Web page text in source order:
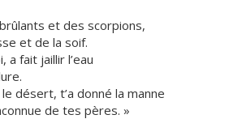
et des scorpions,
et de la soif.
a fait jaillir l’eau
désert, t’a donné la manne
de tes pères. »